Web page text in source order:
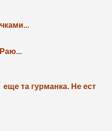
та гурманка. Не ест